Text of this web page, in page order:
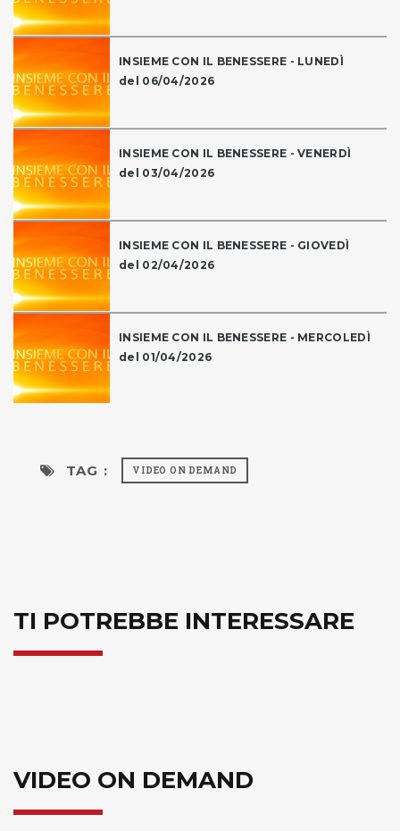
INSIEME CON IL BENESSERE - LUNEDÌ
del 06/04/2026
INSIEME CON IL BENESSERE - VENERDÌ
del 03/04/2026
INSIEME CON IL BENESSERE - GIOVEDÌ
del 02/04/2026
INSIEME CON IL BENESSERE - MERCOLEDÌ
del 01/04/2026
TAG : VIDEO ON DEMAND
TI POTREBBE INTERESSARE
VIDEO ON DEMAND